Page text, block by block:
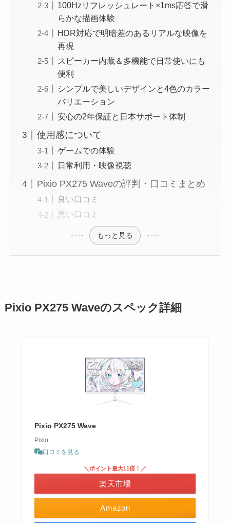
100Hzリフレッシュレート×1ms応答で滑
らかな描画体験
HDR対応で明暗差のあるリアルな映像を
再現
スピーカー内蔵＆多機能で日常使いにも
便利
シンプルで美しいデザインと4色のカラー
バリエーション
安心の2年保証と日本サポート体制
使用感について
ゲームでの体験
日常利用・映像視聴
Pixio PX275 Waveの評判・口コミまとめ
良い口コミ
悪い口コミ
もっと見る
Pixio PX275 Waveのスペック詳細
Pixio PX275 Wave
Pixio
口コミを見る
Amazon
＼ポイント最大11倍！／
楽天市場